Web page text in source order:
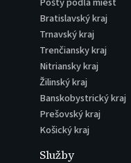
Bratislavský kraj
Trnavský kraj
Trenčiansky kraj
Nitriansky kraj
Žilinský kraj
Banskobystrický kraj
Prešovský kraj
Košický kraj
Služby